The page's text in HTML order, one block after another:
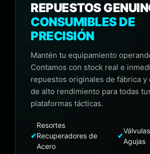
REPUESTOS
CONSUMIBLES DE
PRECISIÓN
Mantén tu equipamiento
Contamos con stock real e
repuestos originales de fábrica y
de alto rendimiento para todas
plataformas tácticas.
✔
Resortes
Recuperadores de
Acero
✔
Agujas